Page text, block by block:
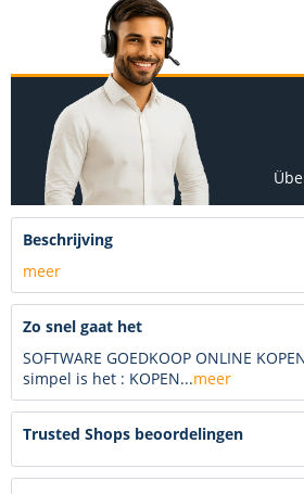
Beschrijving
meer
Zo snel gaat het
SOFTWARE GOEDKOOP ONLINE
simpel is het : KOPEN...meer
Trusted Shops beoordelingen